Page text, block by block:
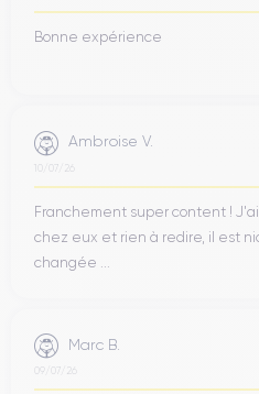
Bonne expérience
Ambroise V.
10/07/26
Franchement super content ! J'ai
chez eux et rien à redire, il est
changée ...
Marc B.
09/07/26